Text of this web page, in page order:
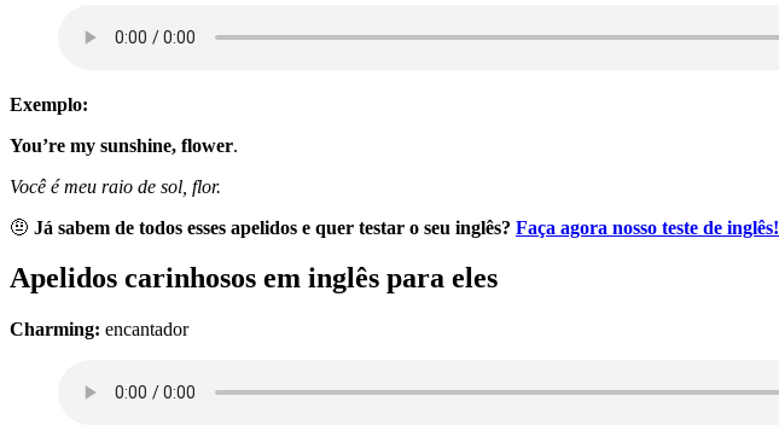
Exemplo:
You’re my sunshine, flower.
Você é meu raio de sol, flor.
🤨 Já sabem de todos esses apelidos e quer testar o seu inglês? Faça agora nosso teste de inglês!
Apelidos carinhosos em inglês para eles
Charming: encantador